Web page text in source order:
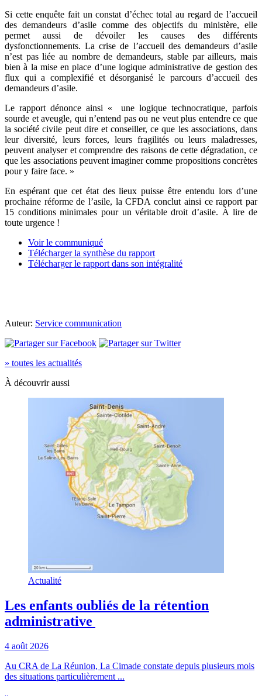
Si cette enquête fait un constat d’échec total au regard de l’accueil
des demandeurs d’asile comme des objectifs du ministère, elle
permet aussi de dévoiler les causes des différents
dysfonctionnements. La crise de l’accueil des demandeurs d’asile
n’est pas liée au nombre de demandeurs, stable par ailleurs, mais
bien à la mise en place d’une logique administrative de gestion des
flux qui a complexifié et désorganisé le parcours d’accueil des
demandeurs d’asile.
Le rapport dénonce ainsi « une logique technocratique, parfois
sourde et aveugle, qui n’entend pas ou ne veut plus entendre ce que
la société civile peut dire et conseiller, ce que les associations, dans
leur diversité, leurs forces, leurs fragilités ou leurs maladresses,
peuvent analyser et comprendre des raisons de cette dégradation, ce
que les associations peuvent imaginer comme propositions concrètes
pour y faire face. »
En espérant que cet état des lieux puisse être entendu lors d’une
prochaine réforme de l’asile, la CFDA conclut ainsi ce rapport par
15 conditions minimales pour un véritable droit d’asile. À lire de
toute urgence !
Voir le communiqué
Télécharger la synthèse du rapport
Télécharger le rapport dans son intégralité
Auteur: Service communication
» toutes les actualités
À découvrir aussi
Actualité
Les enfants oubliés de la rétention
administrative
4 août 2026
Au CRA de La Réunion, La Cimade constate depuis plusieurs mois
des situations particulièrement ...